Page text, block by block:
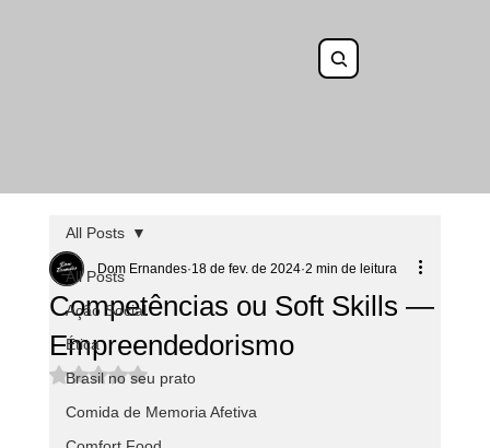
All Posts
Ação Social
Ética
Brasil no seu prato
Comida de Memoria Afetiva
All Posts
Competências ou Soft Skills —
Empreendedorismo
Dom Ernandes 18 de fev. de 2024 2 min de leitura
Avaliado com NaN de 5 estrelas.